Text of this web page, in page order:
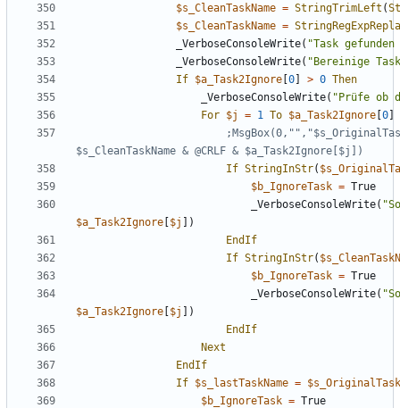
$s_CleanTaskName = StringTrimLeft (
$s_CleanTaskName =
_VerboseConsoleWrite( "Task
_VerboseConsoleWrite( "Bereinige
If $a_Task2Ignore [0] > 0 Then
_VerboseConsoleWrite( "Prüfe ob
For $j = 1 To $a_Task2Ignore [0]
If StringInStr(
$b_IgnoreTask = True
_VerboseConsoleWrite(
$a_Task2Ignore [$j ])
EndIf
If StringInStr(
$b_IgnoreTask = True
_VerboseConsoleWrite(
$a_Task2Ignore [$j ])
EndIf
Next
EndIf
If $s_lastTaskName =
$b_IgnoreTask = True